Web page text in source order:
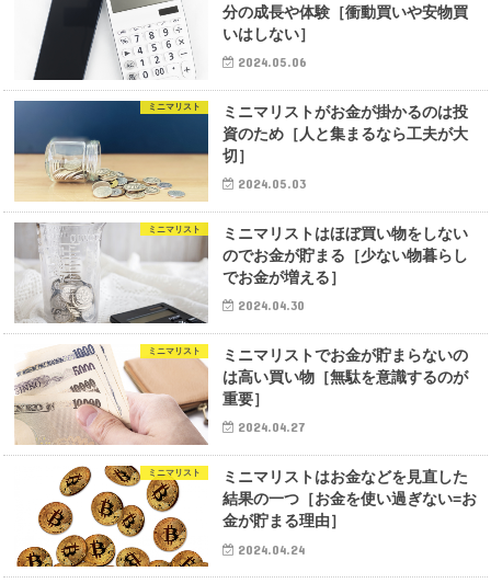
分の成長や体験［衝動買いや安物買
いはしない］
2024.05.06
ミニマリスト
ミニマリストがお金が掛かるのは投
資のため［人と集まるなら工夫が大
切］
2024.05.03
ミニマリスト
ミニマリストはほぼ買い物をしない
のでお金が貯まる［少ない物暮らし
でお金が増える］
2024.04.30
ミニマリスト
ミニマリストでお金が貯まらないの
は高い買い物［無駄を意識するのが
重要］
2024.04.27
ミニマリスト
ミニマリストはお金などを見直した
結果の一つ［お金を使い過ぎない=お
金が貯まる理由］
2024.04.24